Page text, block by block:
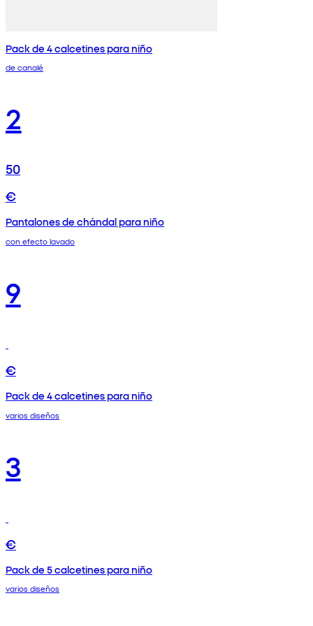
Pack de 4 calcetines para niño
de canalé
2
50
€
Pantalones de chándal para niño
con efecto lavado
9
€
Pack de 4 calcetines para niño
varios diseños
3
€
Pack de 5 calcetines para niño
varios diseños